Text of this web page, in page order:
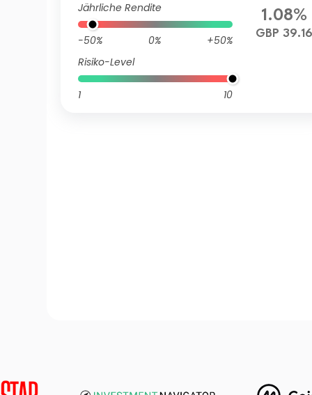
Jährliche Rendite
-50% 0%
+50%
Risiko-Level
1 10
1.08%
GBP